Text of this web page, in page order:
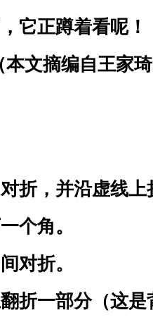
它正蹲着看呢！
本文摘编自王家
折，并沿虚线上
个角。
对折。
折一部分（这是